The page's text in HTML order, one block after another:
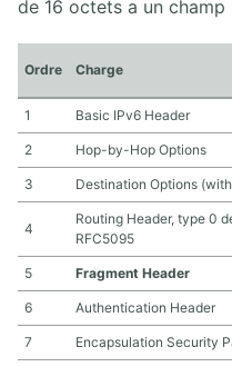
de 16 octets a un champ
Ordre Charge
1 Basic IPv6 Header
2 Hop-by-Hop Options
3 Destination Options
4
Routing Header, type 0
RFC5095
5 Fragment Header
6 Authentication Header
7 Encapsulation Security